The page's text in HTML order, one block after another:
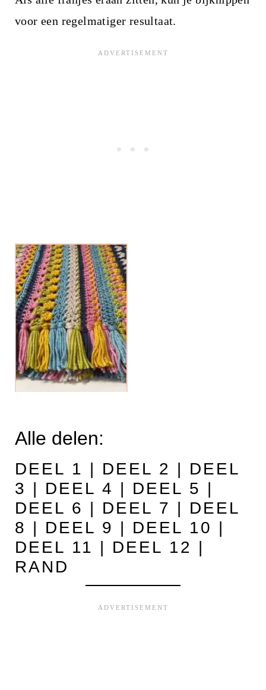
voor een regelmatiger resultaat.
Alle delen:
DEEL 1 | DEEL 2 | DEEL
3 | DEEL 4 | DEEL 5 |
DEEL 6 | DEEL 7 | DEEL
8 | DEEL 9 | DEEL 10 |
DEEL 11 | DEEL 12 |
RAND